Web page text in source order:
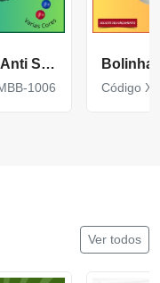
Bolinha Anti Stress em Vinil Oca Cravinho XMBB-1006
1006 Código
Ver todos